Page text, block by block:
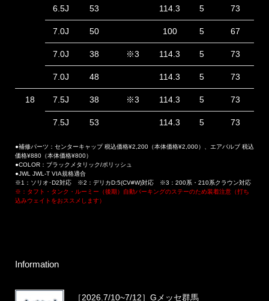
6.5J 53 114.3 5 73
7.0J 50 100 5 67
7.0J 38 ※3 114.3 5 73
7.0J 48 114.3 5 73
18 7.5J 38 ※3 114.3 5 73
7.5J 53 114.3 5 73
●補修パーツ：センターキャップ 税込価格¥2,200（本体価格¥2,000）、エアバルブ 税込
価格¥880（本体価格¥800）
●COLOR：ブラックメタリック/ポリッシュ
●JWL JWL-T VIA規格適合
※1：ソリオ･D2対応 ※2：デリカD:5(CV#W)対応 ※3：200系・210系クラウン対応
※：タフト・タンク・ルーミー（後期）自動パーキングのステーのため装着注意（打ち
込みウェイトをおススメします）
Information
［2026.7/10~7/12］Gメッセ群馬